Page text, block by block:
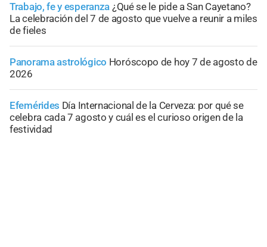
Trabajo, fe y esperanza ¿Qué se le pide a San Cayetano?
La celebración del 7 de agosto que vuelve a reunir a miles
de fieles
Panorama astrológico Horóscopo de hoy 7 de agosto de
2026
Efemérides Día Internacional de la Cerveza: por qué se
celebra cada 7 agosto y cuál es el curioso origen de la
festividad